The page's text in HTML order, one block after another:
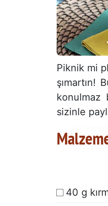
Piknik mi
şımartın!
konulmaz
sizinle
40 g